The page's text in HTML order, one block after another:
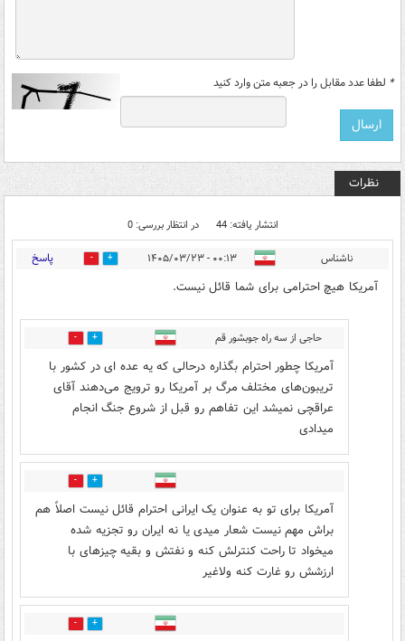
* لطفا عدد مقابل را در جعبه متن وارد کنید
نظرات
انتشار یافته: 44 در انتظار بررسی: 0
ناشناس ۰۰:۱۳ - ۱۴۰۵/۰۳/۲۳ 38 پاسخ
آمریکا هیچ احترامی برای شما قائل نیست.
حاجی از سه راه جوبشور قم 3
آمریکا چطور احترام بگذاره درحالی که یه عده ای در کشور با
تریبون‌های مختلف مرگ بر آمریکا رو ترویج می‌دهند آقای
عراقچی نمیشد این تفاهم رو قبل از شروع جنگ انجام
میدادی
26
آمریکا برای تو به عنوان یک ایرانی احترام قائل نیست اصلاً هم
براش مهم نیست شعار میدی یا نه ایران رو تجزیه شده
میخواد تا راحت کنترلش کنه و نفتش و بقیه چیزهای با
ارزشش رو غارت کنه ولاغیر
9